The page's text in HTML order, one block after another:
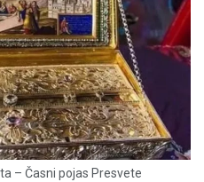
– Časni pojas Presvete